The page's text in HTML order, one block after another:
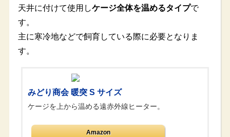
天井に付けて使用しケージ全体を温めるタイプで
す。
主に寒冷地などで飼育している際に必要となりま
す。
みどり商会 暖突 S サイズ
ケージを上から温める遠赤外線ヒーター。
Amazon